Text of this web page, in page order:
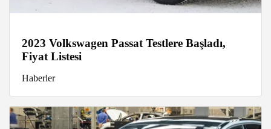
2023 Volkswagen Passat Testlere Başladı,
Fiyat Listesi
Haberler